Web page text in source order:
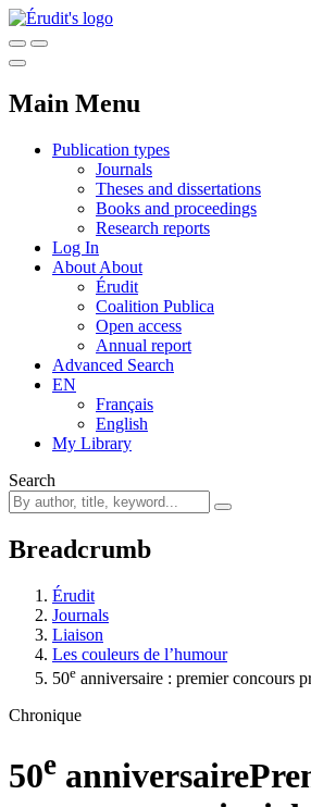
Main Menu
Publication types
Journals
Theses and dissertations
Books and proceedings
Research reports
Log In
About About
Érudit
Coalition Publica
Open access
Annual report
Advanced Search
EN
Français
English
My Library
Search
Breadcrumb
Érudit
Journals
Liaison
Les couleurs de l’humour
50e anniversaire : premier concours
Chronique
50e anniversaire